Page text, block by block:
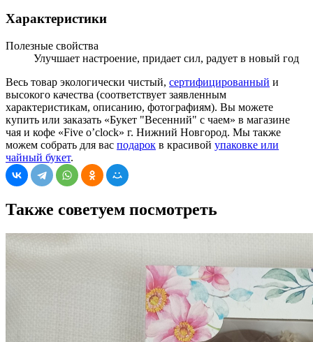
Характеристики
Полезные свойства
Улучшает настроение, придает сил, радует в новый год
Весь товар экологически чистый, сертифицированный и
высокого качества (соответствует заявленным
характеристикам, описанию, фотографиям). Вы можете
купить или заказать «Букет "Весенний" с чаем» в магазине
чая и кофе «Five o’clock» г. Нижний Новгород. Мы также
можем собрать для вас подарок в красивой упаковке или
чайный букет.
Также советуем посмотреть